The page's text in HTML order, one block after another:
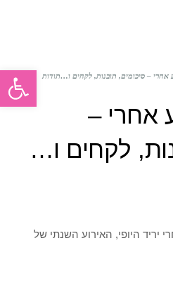
אחרי – סיכומים, תובנות, לקחים ו…תודות
אחרי –
לקחים ו…
יריד היופי, האירוע השנתי של
פתח